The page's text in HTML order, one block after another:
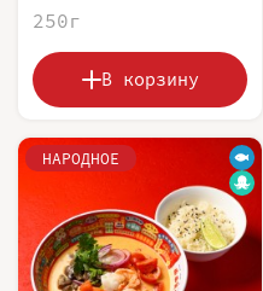
250г
В корзину
НАРОДНОЕ